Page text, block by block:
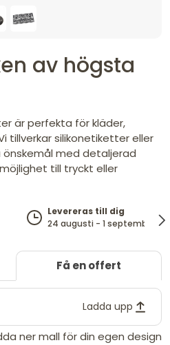
av högsta
är perfekta för kläder,
tillverkar silikonetiketter eller
med detaljerad
till tryckt eller
Levereras till dig
24 augusti - 1 september
Få en offert
Ladda upp
ner mall för din egen design